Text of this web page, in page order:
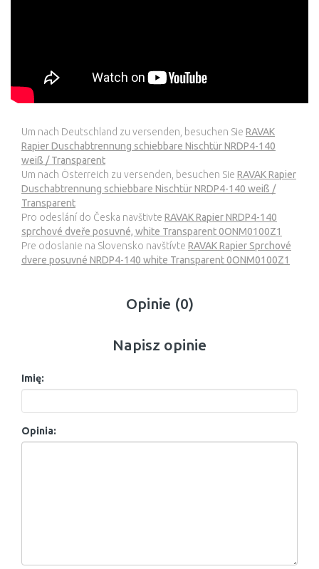
Um nach Deutschland zu versenden, besuchen Sie RAVAK
Rapier Duschabtrennung schiebbare Nischtür NRDP4-140
weiß / Transparent
Um nach Österreich zu versenden, besuchen Sie RAVAK Rapier
Duschabtrennung schiebbare Nischtür NRDP4-140 weiß /
Transparent
Pro odeslání do Česka navštivte RAVAK Rapier NRDP4-140
sprchové dveře posuvné, white Transparent 0ONM0100Z1
Pre odoslanie na Slovensko navštívte RAVAK Rapier Sprchové
dvere posuvné NRDP4-140 white Transparent 0ONM0100Z1
Opinie (0)
Napisz opinie
Imię:
Opinia: